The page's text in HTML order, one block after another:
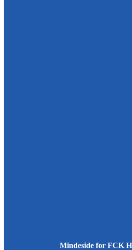
Mindeside for FCK